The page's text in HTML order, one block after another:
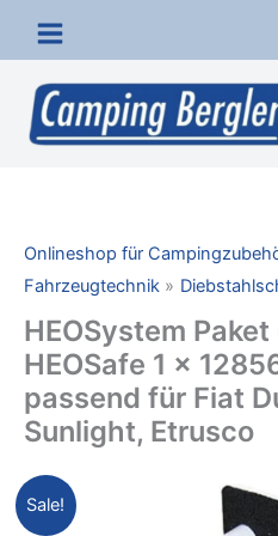
Inhalt
springen
Onlineshop für
Fahrzeugtechnik
HEOSystem
HEOSafe 1 x
passend für Fiat
Sunlight, Etrusco
Sale!
HEOSystem
Paket